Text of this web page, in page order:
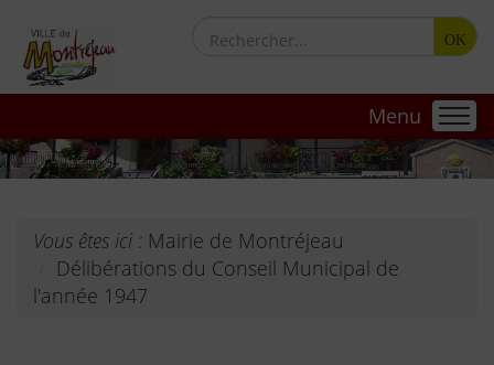
OK
Menu
Vous êtes ici : Mairie de Montréjeau
Délibérations du Conseil Municipal de
l'année 1947